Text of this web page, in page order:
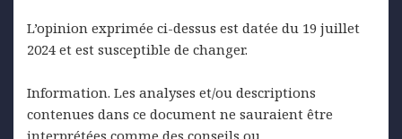
L’opinion exprimée ci-dessus est datée du 19 juillet
2024 et est susceptible de changer.
Information. Les analyses et/ou descriptions
contenues dans ce document ne sauraient être
interprétées comme des conseils ou